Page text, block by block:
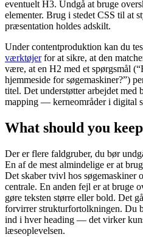
eventuelt H3. Undgå at bruge
elementer. Brug i stedet CSS til at
præsentation holdes adskilt.
Under contentproduktion kan du
værktøjerfor at sikre, at den
være, at en H2 med et spørgsmål
hjemmeside for søgemaskiner?”)
titel. Det understøtter arbejdet med
mapping — kerneområder i digital
What should you
Der er flere faldgruber, du bør
En af de mest almindelige er at
Det skaber tvivl hos søgemaskiner
centrale. En anden fejl er at bruge
gøre teksten større eller bold. Det
forvirrer strukturfortolkningen. Du
ind i hver heading — det virker
læseoplevelsen.